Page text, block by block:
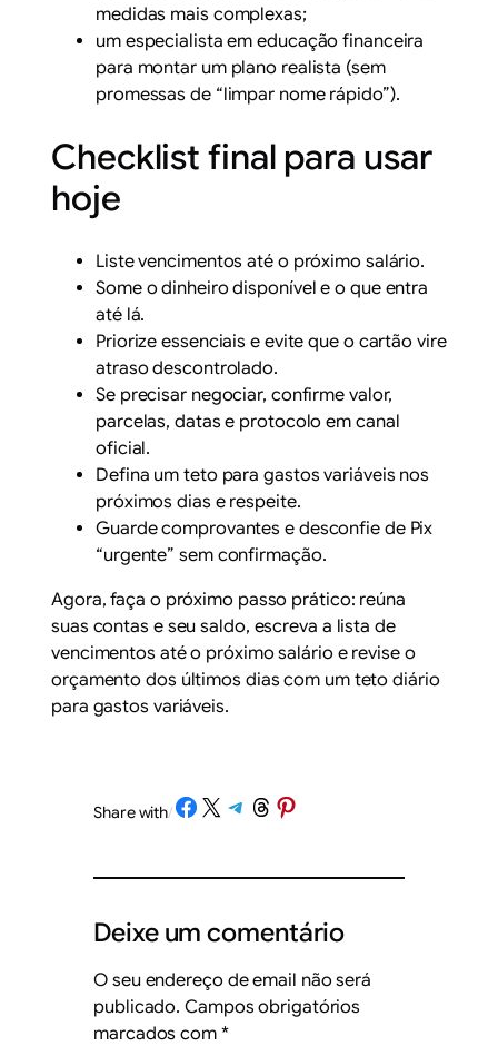
medidas mais complexas;
um especialista em educação financeira
para montar um plano realista (sem
promessas de “limpar nome rápido”).
Checklist final para usar
hoje
Liste vencimentos até o próximo salário.
Some o dinheiro disponível e o que entra
até lá.
Priorize essenciais e evite que o cartão vire
atraso descontrolado.
Se precisar negociar, confirme valor,
parcelas, datas e protocolo em canal
oficial.
Defina um teto para gastos variáveis nos
próximos dias e respeite.
Guarde comprovantes e desconfie de Pix
“urgente” sem confirmação.
Agora, faça o próximo passo prático: reúna
suas contas e seu saldo, escreva a lista de
vencimentos até o próximo salário e revise o
orçamento dos últimos dias com um teto diário
para gastos variáveis.
Share with/Share on Facebook
Share on X Share on Telegram
Share on Threads
Share on Pinterest
Deixe um comentário
O seu endereço de email não será
publicado. Campos obrigatórios
marcados com *